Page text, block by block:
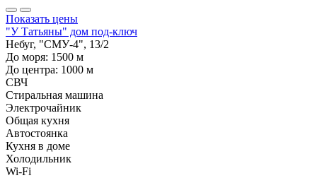
Показать цены
"У Татьяны" дом под-ключ
Небуг, "СМУ-4", 13/2
До моря: 1500 м
До центра: 1000 м
СВЧ
Стиральная машина
Электрочайник
Общая кухня
Автостоянка
Кухня в доме
Холодильник
Wi-Fi